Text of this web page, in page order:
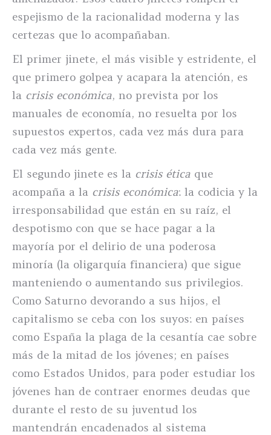
espejismo de la racionalidad moderna y las
certezas que lo acompañaban.
El primer jinete, el más visible y estridente, el
que primero golpea y acapara la atención, es
la crisis económica, no prevista por los
manuales de economía, no resuelta por los
supuestos expertos, cada vez más dura para
cada vez más gente.
El segundo jinete es la crisis ética que
acompaña a la crisis económica: la codicia y la
irresponsabilidad que están en su raíz, el
despotismo con que se hace pagar a la
mayoría por el delirio de una poderosa
minoría (la oligarquía financiera) que sigue
manteniendo o aumentando sus privilegios.
Como Saturno devorando a sus hijos, el
capitalismo se ceba con los suyos: en países
como España la plaga de la cesantía cae sobre
más de la mitad de los jóvenes; en países
como Estados Unidos, para poder estudiar los
jóvenes han de contraer enormes deudas que
durante el resto de su juventud los
mantendrán encadenados al sistema